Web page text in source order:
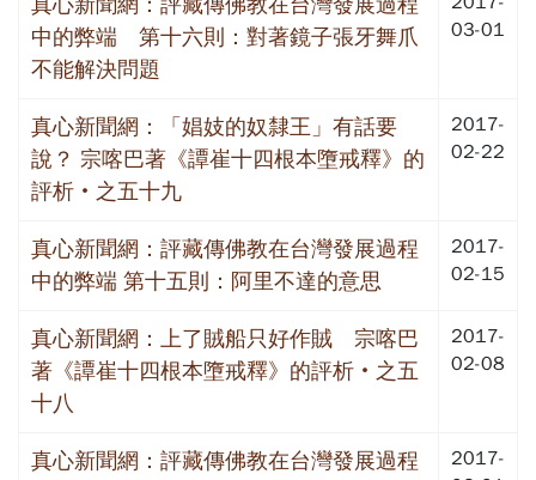
中的弊端 第十六則：對著鏡子張牙舞爪
不能解決問題
03-01
真心新聞網：「娼妓的奴隸王」有話要
說？ 宗喀巴著《譚崔十四根本墮戒釋》的
評析‧之五十九
2017-
02-22
真心新聞網：評藏傳佛教在台灣發展過程
中的弊端 第十五則：阿里不達的意思
2017-
02-15
真心新聞網：上了賊船只好作賊 宗喀巴
著《譚崔十四根本墮戒釋》的評析‧之五
十八
2017-
02-08
真心新聞網：評藏傳佛教在台灣發展過程
2017-